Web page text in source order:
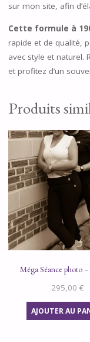
sur mon site, afin
Cette formule à
rapide et de qualité,
avec style et naturel.
et profitez d’un
Produits
Méga Séance photo –
295,00€
AJOUTER AU